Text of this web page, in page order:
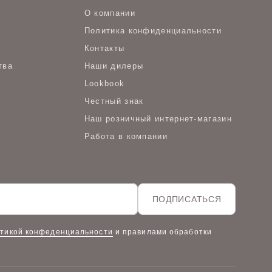
О компании
Политика конфиденциальности
Контакты
Наши дилеры
Lookbook
Честный знак
Наш розничный интернет-магазин
Работа в компании
ПОДПИСАТЬСЯ
конфеденциальности и правилами обработки